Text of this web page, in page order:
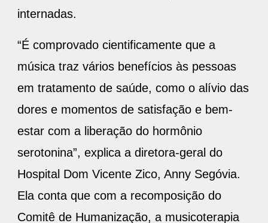
internadas.
“É comprovado cientificamente que a
música traz vários benefícios às pessoas
em tratamento de saúde, como o alívio das
dores e momentos de satisfação e bem-
estar com a liberação do hormônio
serotonina”, explica a diretora-geral do
Hospital Dom Vicente Zico, Anny Segóvia.
Ela conta que com a recomposição do
Comitê de Humanização, a musicoterapia